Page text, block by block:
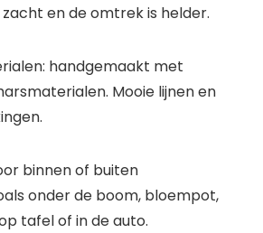
en de omtrek is helder.
handgemaakt met
Mooie lijnen en
binnen of buiten
onder de boom, bloempot,
tafel of in de auto.